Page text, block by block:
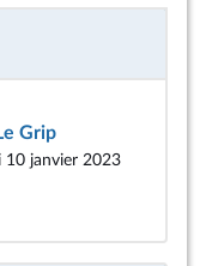
Grip
10 janvier 2023